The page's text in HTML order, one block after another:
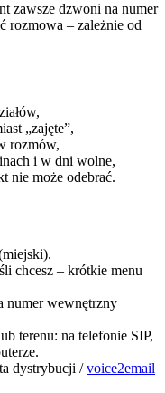
zawsze dzwoni na numer
rozmowa – zależnie od
„zajęte”,
rozmów,
i w dni wolne,
nie może odebrać.
chcesz – krótkie menu
numer wewnętrzny
terenu: na telefonie SIP,
dystrybucji /voice2email